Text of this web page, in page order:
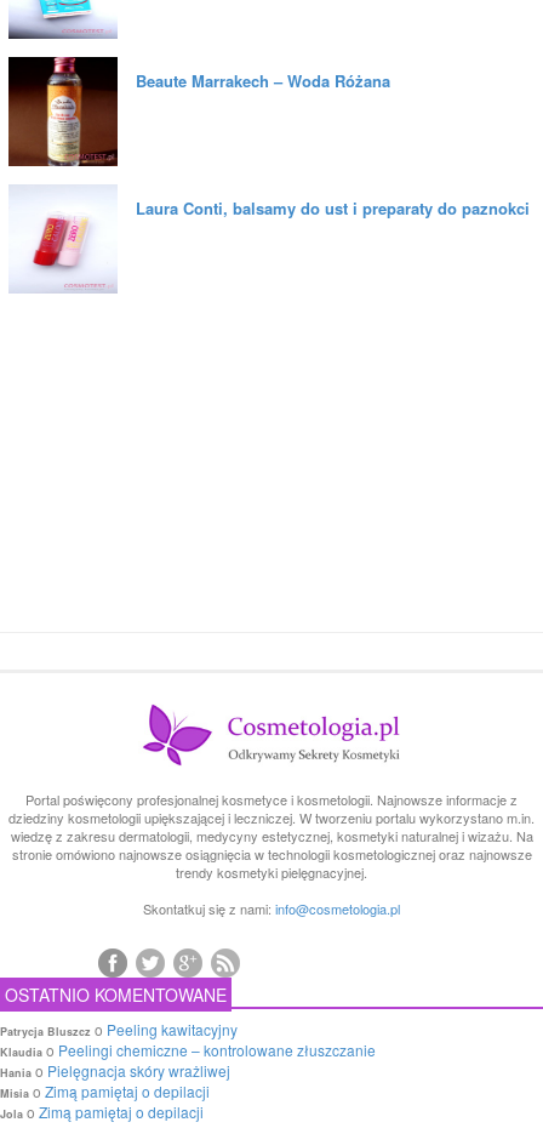
Beaute Marrakech – Woda Różana
Laura Conti, balsamy do ust i preparaty do paznokci
Portal poświęcony profesjonalnej kosmetyce i kosmetologii. Najnowsze informacje z
dziedziny kosmetologii upiększającej i leczniczej. W tworzeniu portalu wykorzystano m.in.
wiedzę z zakresu dermatologii, medycyny estetycznej, kosmetyki naturalnej i wizażu. Na
stronie omówiono najnowsze osiągnięcia w technologii kosmetologicznej oraz najnowsze
trendy kosmetyki pielęgnacyjnej.
Skontatkuj się z nami: info@cosmetologia.pl
OSTATNIO KOMENTOWANE
Patrycja Bluszcz o Peeling kawitacyjny
Klaudia o Peelingi chemiczne – kontrolowane złuszczanie
Hania o Pielęgnacja skóry wrażliwej
Misia o Zimą pamiętaj o depilacji
Jola o Zimą pamiętaj o depilacji